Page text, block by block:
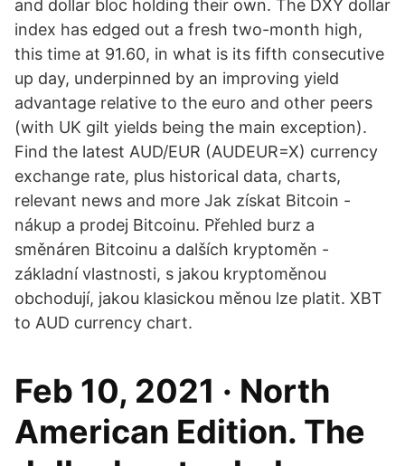
and dollar bloc holding their own. The DXY dollar
index has edged out a fresh two-month high,
this time at 91.60, in what is its fifth consecutive
up day, underpinned by an improving yield
advantage relative to the euro and other peers
(with UK gilt yields being the main exception).
Find the latest AUD/EUR (AUDEUR=X) currency
exchange rate, plus historical data, charts,
relevant news and more Jak získat Bitcoin -
nákup a prodej Bitcoinu. Přehled burz a
směnáren Bitcoinu a dalších kryptoměn -
základní vlastnosti, s jakou kryptoměnou
obchodují, jakou klasickou měnou lze platit. XBT
to AUD currency chart.
Feb 10, 2021 · North
American Edition. The